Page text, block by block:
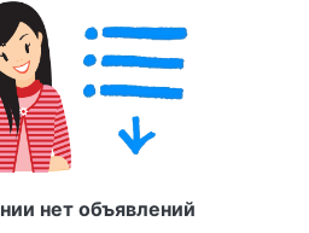
нет объявлений